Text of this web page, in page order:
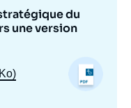
du
une version